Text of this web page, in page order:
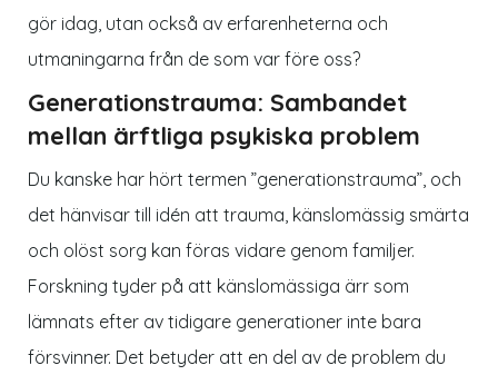
gör idag, utan också av erfarenheterna och
utmaningarna från de som var före oss?
Generationstrauma: Sambandet
mellan ärftliga psykiska problem
Du kanske har hört termen ”generationstrauma”, och
det hänvisar till idén att trauma, känslomässig smärta
och olöst sorg kan föras vidare genom familjer.
Forskning tyder på att känslomässiga ärr som
lämnats efter av tidigare generationer inte bara
försvinner. Det betyder att en del av de problem du